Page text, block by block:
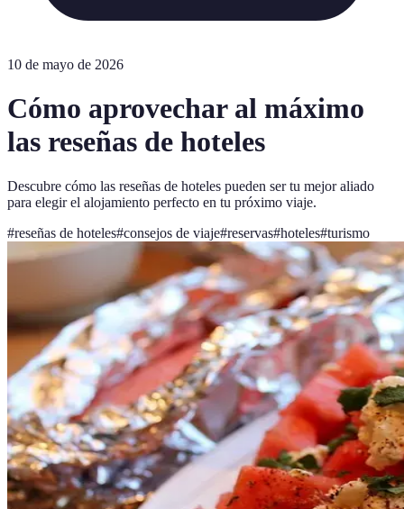
10 de mayo de 2026
Cómo aprovechar al máximo
las reseñas de hoteles
Descubre cómo las reseñas de hoteles pueden ser tu mejor aliado
para elegir el alojamiento perfecto en tu próximo viaje.
#reseñas de hoteles#consejos de viaje#reservas#hoteles#turismo